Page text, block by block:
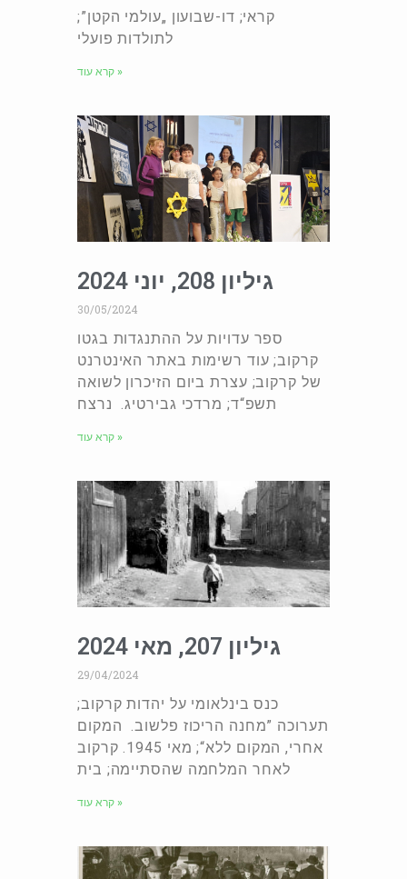
קראי; דו-שבועון „עולמי הקטן”;
לתולדות פועלי
קרא עוד »
גיליון 208, יוני 2024
30/05/2024
ספר עדויות על ההתנגדות בגטו
קרקוב; עוד רשימות באתר האינטרנט
של קרקוב; עצרת ביום הזיכרון לשואה
תשפ“ד; מרדכי גבירטיג. נרצח
קרא עוד »
גיליון 207, מאי 2024
29/04/2024
כנס בינלאומי על יהדות קרקוב;
תערוכה ”מחנה הריכוז פלשוב. המקום
אחרי, המקום ללא“; מאי 1945. קרקוב
לאחר המלחמה שהסתיימה; בית
קרא עוד »